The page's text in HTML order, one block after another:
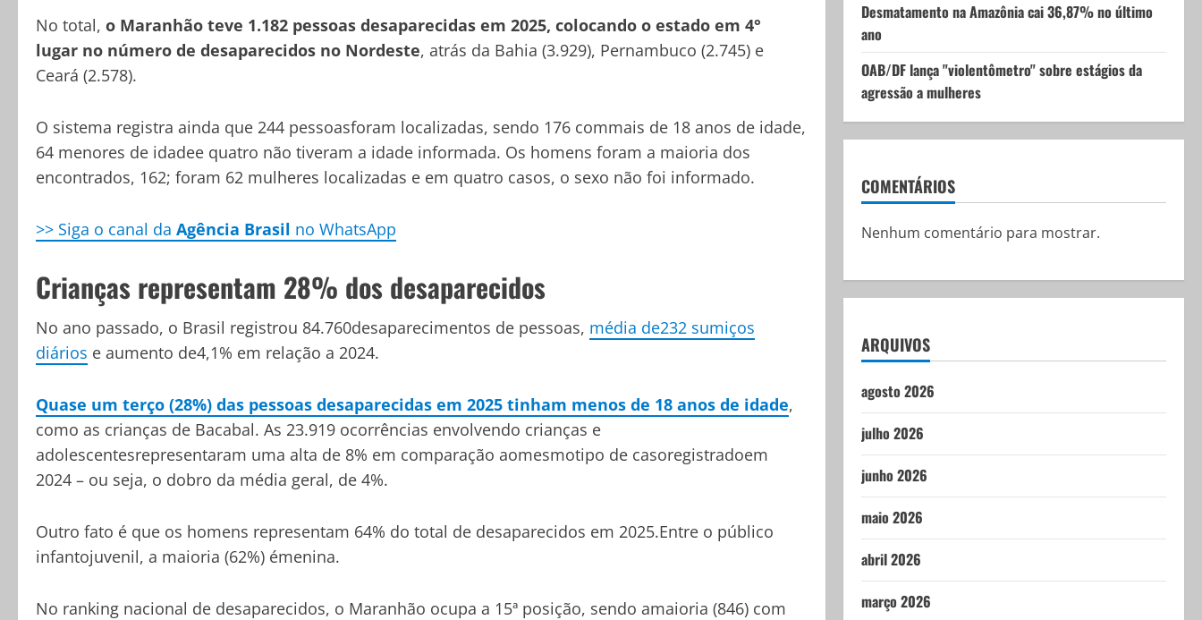
No total, o Maranhão teve 1.182 pessoas desaparecidas em 2025, colocando o estado em 4°
lugar no número de desaparecidos no Nordeste, atrás da Bahia (3.929), Pernambuco (2.745) e
Ceará (2.578).
O sistema registra ainda que 244 pessoasforam localizadas, sendo 176 commais de 18 anos de idade,
64 menores de idadee quatro não tiveram a idade informada. Os homens foram a maioria dos
encontrados, 162; foram 62 mulheres localizadas e em quatro casos, o sexo não foi informado.
>> Siga o canal da Agência Brasil no WhatsApp
Crianças representam 28% dos desaparecidos
No ano passado, o Brasil registrou 84.760desaparecimentos de pessoas, média de232 sumiços
diários e aumento de4,1% em relação a 2024.
Quase um terço (28%) das pessoas desaparecidas em 2025 tinham menos de 18 anos de idade,
como as crianças de Bacabal. As 23.919 ocorrências envolvendo crianças e
adolescentesrepresentaram uma alta de 8% em comparação aomesmotipo de casoregistradoem
2024 – ou seja, o dobro da média geral, de 4%.
Outro fato é que os homens representam 64% do total de desaparecidos em 2025.Entre o público
infantojuvenil, a maioria (62%) émenina.
No ranking nacional de desaparecidos, o Maranhão ocupa a 15ª posição, sendo amaioria (846) com
Desmatamento na Amazônia cai 36,87% no último
ano
OAB/DF lança "violentômetro" sobre estágios da
agressão a mulheres
COMENTÁRIOS
Nenhum comentário para mostrar.
ARQUIVOS
agosto 2026
julho 2026
junho 2026
maio 2026
abril 2026
março 2026